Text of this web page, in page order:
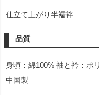
仕立て上がり半襦袢
品質
身頃：綿100% 袖と衿：ポ
中国製